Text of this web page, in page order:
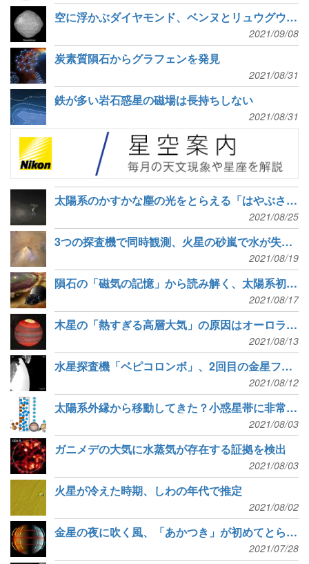
空に浮かぶダイヤモンド、ベンヌとリュウグウの形の成因
2021/09/08
炭素質隕石からグラフェンを発見
2021/08/31
鉄が多い岩石惑星の磁場は長持ちしない
2021/08/31
太陽系のかすかな塵の光をとらえる「はやぶさ2」
2021/08/25
3つの探査機で同時観測、火星の砂嵐で水が失われる過程
2021/08/19
隕石の「磁気の記憶」から読み解く、太陽系初期の歴史
2021/08/17
木星の「熱すぎる高層大気」の原因はオーロラだった
2021/08/13
水星探査機「ベピコロンボ」、2回目の金星フライバイ
2021/08/12
太陽系外縁から移動してきた？小惑星帯に非常に赤い天体
2021/08/03
ガニメデの大気に水蒸気が存在する証拠を検出
2021/08/03
火星が冷えた時期、しわの年代で推定
2021/08/02
金星の夜に吹く風、「あかつき」が初めてとらえた
2021/07/28